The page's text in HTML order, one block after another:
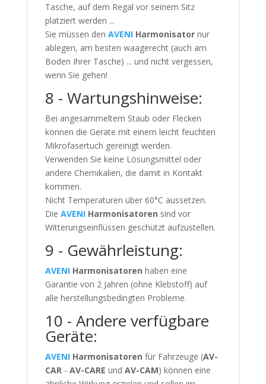
Tasche, auf dem Regal vor seinem Sitz
platziert werden ...
Sie müssen den AVENI Harmonisatornur
ablegen, am besten waagerecht (auch am
Boden Ihrer Tasche) ... und nicht vergessen,
wenn Sie gehen!
8 - Wartungshinweise:
Bei angesammeltem Staub oder Flecken
können die Geräte mit einem leicht feuchten
Mikrofasertuch gereinigt werden.
Verwenden Sie keine Lösungsmittel oder
andere Chemikalien, die damit in Kontakt
kommen.
Nicht Temperaturen über 60°C aussetzen.
Die AVENI Harmonisatoren sind vor
Witterungseinflüssen geschützt aufzustellen.
9 - Gewährleistung:
AVENI Harmonisatoren haben eine
Garantie von 2 Jahren (ohne Klebstoff) auf
alle herstellungsbedingten Probleme.
10 - Andere verfügbare
Geräte:
AVENI Harmonisatoren für Fahrzeuge (AV-
CAR - AV-CARE und AV-CAM) können eine